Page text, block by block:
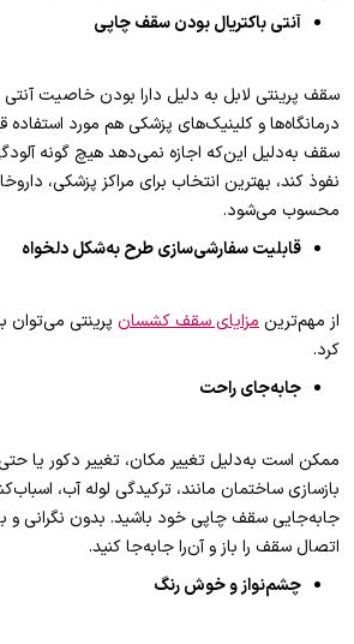
آنتی باکتریال بودن سقف چاپی
سقف‌ پرینتی لابل به دلیل دارا بودن خاصیت آنتی
درمانگاه‌ها و کلینیک‌های پزشکی هم مورد استفاده
سقف به‌دلیل این‌که اجازه نمی‌دهد هیچ گونه
نفوذ کند، بهترین انتخاب برای مراکز پزشکی،
محسوب می‌شود.
قابلیت سفارشی‌سازی طرح به‌شکل دلخواه
از مهم‌ترین مزایای سقف کشسان پرینتی می‌توان
کرد.
جابه‌جای راحت
ممکن است به‌دلیل تغییر مکان، تغییر دکور یا
بازسازی ساختمان مانند، ترکیدگی لوله آب،
جابه‌جایی سقف چاپی خود باشید. بدون نگرانی و
اتصال سقف را باز و آن‌را جابه‌جا کنید.
چشم‌نواز و خوش رنگ